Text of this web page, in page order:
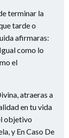
terminar la
tarde o
afirmaras:
como lo
el
atraeras a
en tu vida
objetivo
y En Caso De